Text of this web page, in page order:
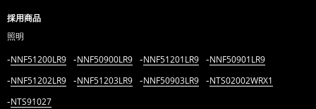
採用商品
照明
NNF51200LR9
NNF50900LR9 NNF51201LR9
NNF50901LR9
NNF51202LR9
NNF51203LR9 NNF50903LR9
NTS02002WRX1
NTS91027